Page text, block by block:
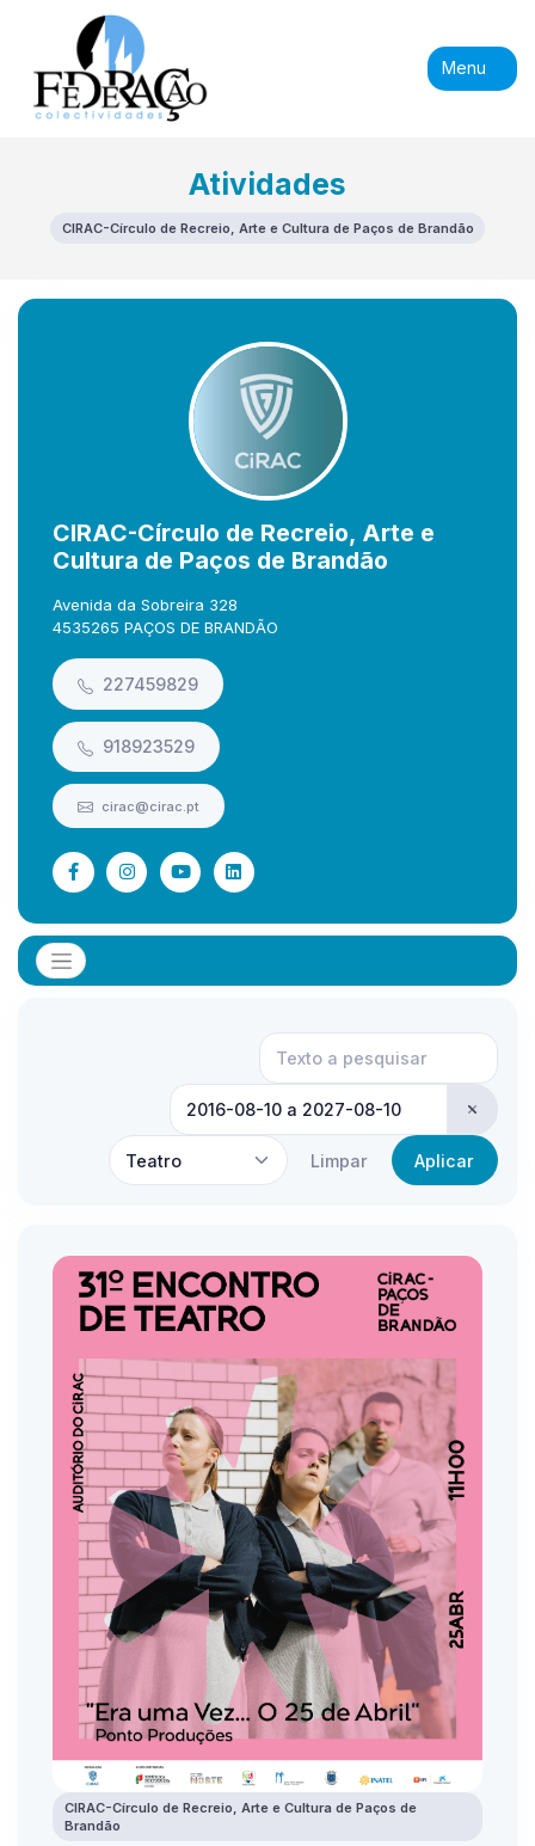
Menu
Atividades
CIRAC-Círculo de Recreio, Arte e Cultura de Paços de Brandão
CIRAC-Círculo de Recreio, Arte e
Cultura de Paços de Brandão
Avenida da Sobreira 328
4535265 PAÇOS DE BRANDÃO
227459829
918923529
cirac@cirac.pt
Teatro Limpar Aplicar
CIRAC-Círculo de Recreio, Arte e Cultura de Paços de
Brandão